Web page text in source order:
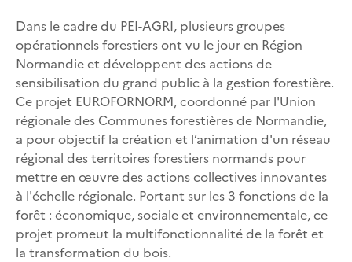
Dans le cadre du PEI-AGRI, plusieurs groupes
opérationnels forestiers ont vu le jour en Région
Normandie et développent des actions de
sensibilisation du grand public à la gestion forestière.
Ce projet EUROFORNORM, coordonné par l'Union
régionale des Communes forestières de Normandie,
a pour objectif la création et l’animation d'un réseau
régional des territoires forestiers normands pour
mettre en œuvre des actions collectives innovantes
à l'échelle régionale. Portant sur les 3 fonctions de la
forêt : économique, sociale et environnementale, ce
projet promeut la multifonctionnalité de la forêt et
la transformation du bois.